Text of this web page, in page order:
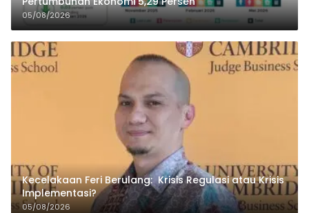
05/08/2026
Kecelakaan Feri Berulang: Krisis Regulasi atau Krisis
Implementasi?
05/08/2026